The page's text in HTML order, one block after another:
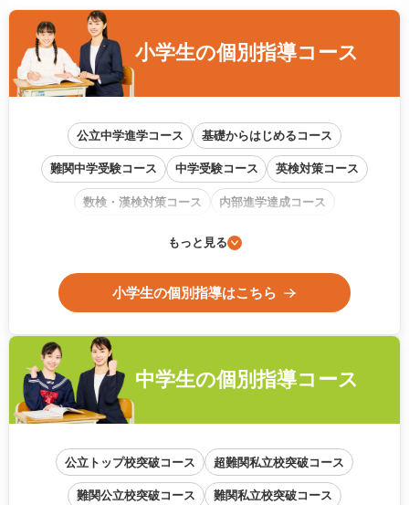
小学生の個別指導コース
公立中学進学コース 基礎からはじめるコース
難関中学受験コース 中学受験コース 英検対策コース
数検・漢検対策コース 内部進学達成コース
通信教育フォローアップコース
もっと見る
小学生の個別指導はこちら
中学生の個別指導コース
公立トップ校突破コース 超難関私立校突破コース
難関公立校突破コース 難関私立校突破コース